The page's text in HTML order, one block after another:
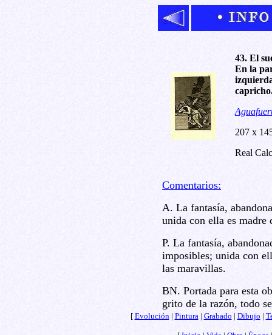
43. El
En la
207 x
Real
Comentarios:
A. La fantasía,
unida con ella es madre
P. La fantasía,
imposibles; unida con
las maravillas.
BN. Portada para esta
grito de la razón, todo
[ Evolución| Pintura| Grabado | Dibujo |